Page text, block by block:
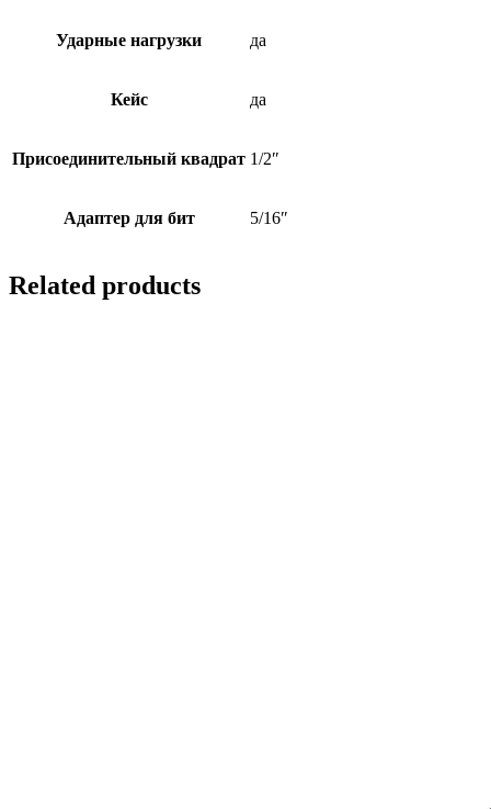
Ударные нагрузки да
Кейс да
Присоединительный квадрат 1/2″
Адаптер для бит 5/16″
Related products